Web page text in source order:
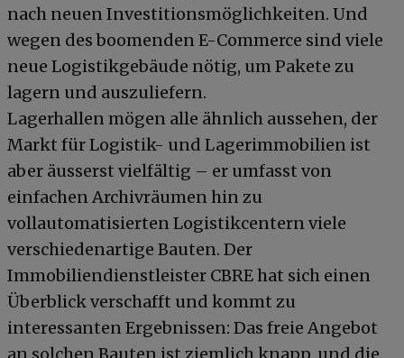
nach neuen Investitionsmöglichkeiten. Und
wegen des boomenden E-Commerce sind viele
neue Logistikgebäude nötig, um Pakete zu
lagern und auszuliefern.
Lagerhallen mögen alle ähnlich aussehen, der
Markt für Logistik- und Lagerimmobilien ist
aber äusserst vielfältig – er umfasst von
einfachen Archivräumen hin zu
vollautomatisierten Logistikcentern viele
verschiedenartige Bauten. Der
Immobiliendienstleister CBRE hat sich einen
Überblick verschafft und kommt zu
interessanten Ergebnissen: Das freie Angebot
an solchen Bauten ist ziemlich knapp, und die